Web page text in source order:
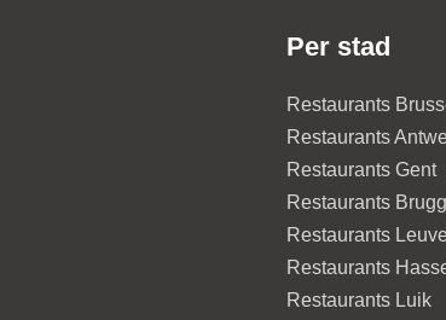
Per stad
Restaurants
Restaurants
Restaurants Gent
Restaurants
Restaurants
Restaurants
Restaurants Luik